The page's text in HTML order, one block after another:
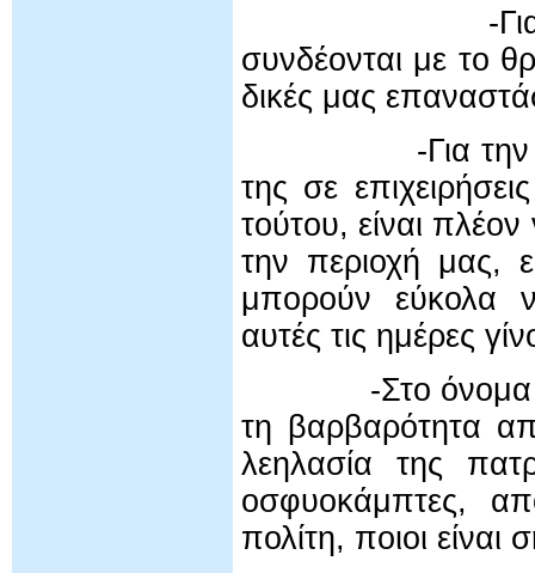
-Για το Ιράν
συνδέονται με το
δικές μας
-Για την
της σε
τούτου, είναι
την περιοχή μας,
μπορούν εύκολα
αυτές τις ημέρες
-Στο όνομα της
τη βαρβαρότητα
λεηλασία της
οσφυοκάμπτες,
πολίτη, ποιοι